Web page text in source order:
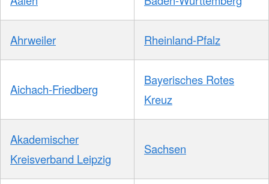
Ahrweiler Rheinland-Pfalz
Aichach-Friedberg
Bayerisches Rotes
Kreuz
Akademischer
Kreisverband Leipzig
Sachsen